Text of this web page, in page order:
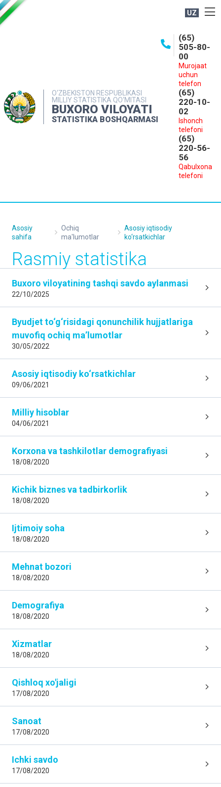
UZ
O‘ZBEKISTON RESPUBLIKASI
MILLIY STATISTIKA QO‘MITASI
BUXORO VILOYATI
STATISTIKA BOSHQARMASI
(65)
505-80-
00
Murojaat
uchun
telefon
(65)
220-10-
02
Ishonch
telefoni
(65)
220-56-
56
Qabulxona
telefoni
MATBUOT XIZMATI
MUROJAATLAR
Asosiy
sahifa
Ochiq
ma'lumotlar
Asosiy iqtisodiy
ko‘rsatkichlar
Rasmiy statistika
Buxoro viloyatining tashqi savdo aylanmasi
22/10/2025
Byudjet to‘g‘risidagi qonunchilik hujjatlariga
muvofiq ochiq maʼlumotlar
30/05/2022
Asosiy iqtisodiy ko‘rsatkichlar
09/06/2021
Milliy hisoblar
04/06/2021
Korxona va tashkilotlar demografiyasi
18/08/2020
Kichik biznes va tadbirkorlik
18/08/2020
Ijtimoiy soha
18/08/2020
Mehnat bozori
18/08/2020
Demografiya
18/08/2020
Xizmatlar
18/08/2020
Qishloq xo'jaligi
17/08/2020
Sanoat
17/08/2020
Ichki savdo
17/08/2020